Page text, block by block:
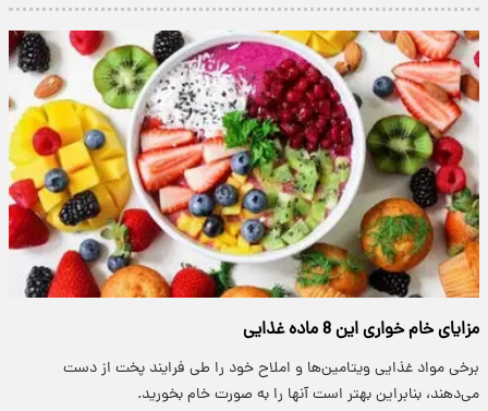
مزایای خام خواری این 8 ماده غذایی
برخی مواد غذایی ویتامین‌ها و املاح خود را طی فرایند پخت از دست
می‌دهند، بنابراین بهتر است آنها را به صورت خام بخورید.